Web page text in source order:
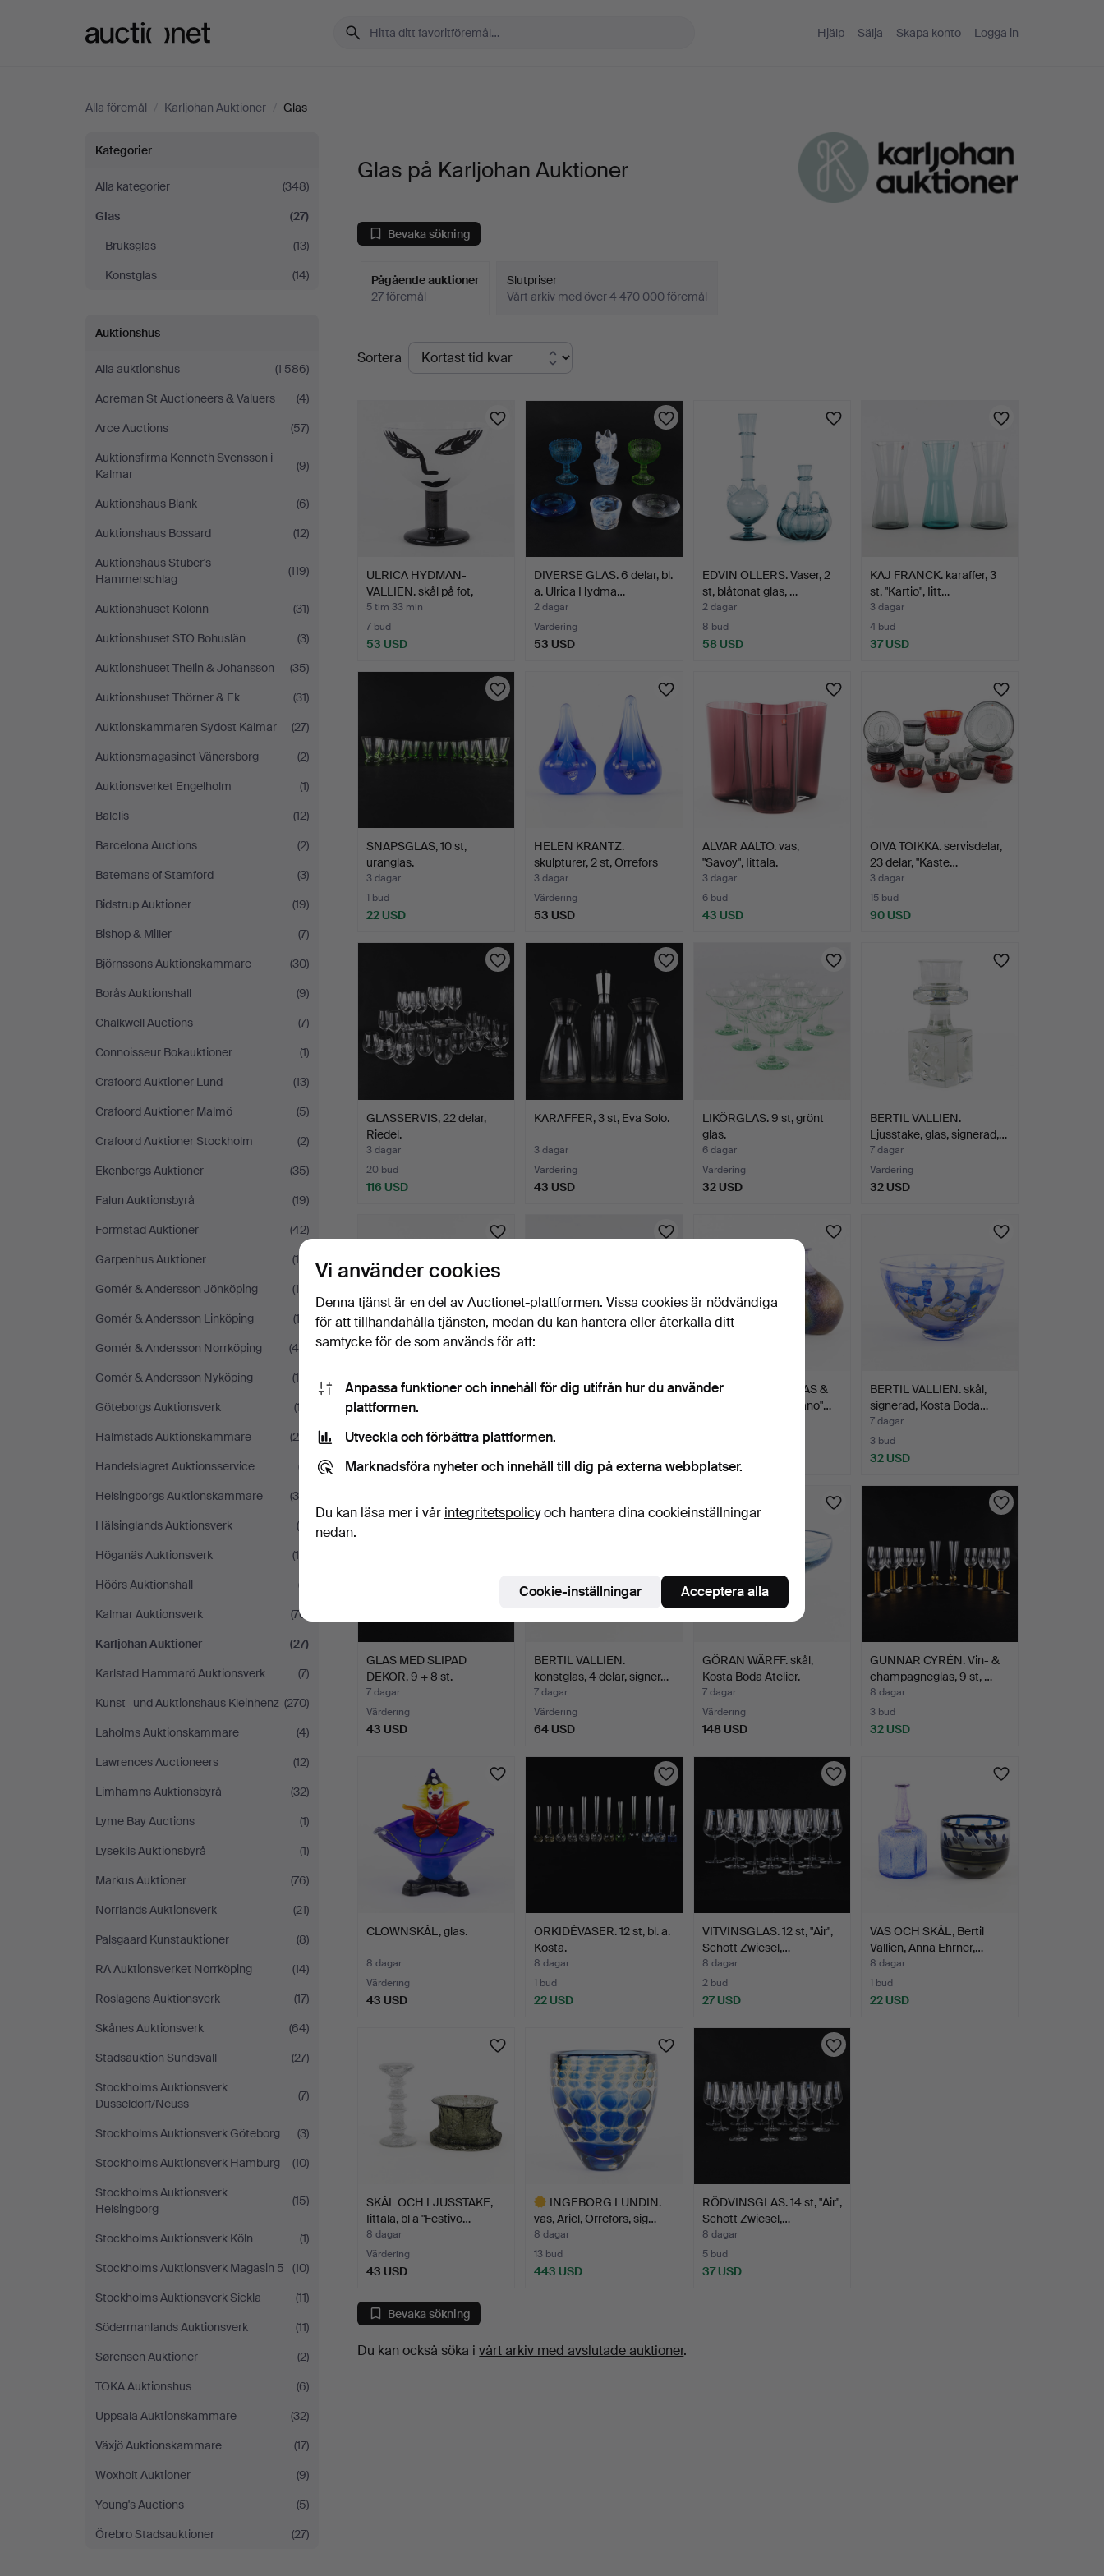
Hjälp Sälja Skapa konto Logga in
Alla föremål / Karljohan Auktioner / Glas
Glas
på
Karljohan
Auktioner
Kategorier
Alla kategorier
(348)
Glas
(27)
Bruksglas
(13)
Konstglas
(14)
Auktionshus
Alla auktionshus
(1 586)
Acreman St Auctioneers & Valuers
(4)
Arce Auctions
(57)
Auktionsfirma Kenneth Svensson i
Kalmar
(9)
Auktionshaus Blank
(6)
Auktionshaus Bossard
(12)
Auktionshaus Stuber's
Hammerschlag
(119)
Auktionshuset Kolonn
(31)
Auktionshuset STO Bohuslän
(3)
Auktionshuset Thelin & Johansson
(35)
Auktionshuset Thörner & Ek
(31)
Auktionskammaren Sydost Kalmar
(27)
Auktionsmagasinet Vänersborg
(2)
Auktionsverket Engelholm
(1)
Balclis
(12)
Barcelona Auctions
(2)
Batemans of Stamford
(3)
Bidstrup Auktioner
(19)
Bishop & Miller
(7)
Björnssons Auktionskammare
(30)
Borås Auktionshall
(9)
Chalkwell Auctions
(7)
Connoisseur Bokauktioner
(1)
Crafoord Auktioner Lund
(13)
Crafoord Auktioner Malmö
(5)
Crafoord Auktioner Stockholm
(2)
Ekenbergs Auktioner
(35)
Falun Auktionsbyrå
(19)
Formstad Auktioner
(42)
Garpenhus Auktioner
(14)
Gomér & Andersson Jönköping
(16)
Gomér & Andersson Linköping
(12)
Gomér & Andersson Norrköping
(40)
Gomér & Andersson Nyköping
(19)
Göteborgs Auktionsverk
(17)
Halmstads Auktionskammare
(26)
Handelslagret Auktionsservice
(7)
Helsingborgs Auktionskammare
(34)
Hälsinglands Auktionsverk
(9)
Höganäs Auktionsverk
(19)
Höörs Auktionshall
(7)
Kalmar Auktionsverk
(76)
Karljohan Auktioner
(27)
Karlstad Hammarö Auktionsverk
(7)
Kunst- und Auktionshaus Kleinhenz (270)
Laholms Auktionskammare
(4)
Lawrences Auctioneers
(12)
Limhamns Auktionsbyrå
(32)
Lyme Bay Auctions
(1)
Lysekils Auktionsbyrå
(1)
Markus Auktioner
(76)
Norrlands Auktionsverk
(21)
Palsgaard Kunstauktioner
(8)
RA Auktionsverket Norrköping
(14)
Roslagens Auktionsverk
(17)
Skånes Auktionsverk
(64)
Stadsauktion Sundsvall
(27)
Stockholms Auktionsverk
Düsseldorf/Neuss
(7)
Stockholms Auktionsverk Göteborg
(3)
Stockholms Auktionsverk Hamburg
(10)
Stockholms Auktionsverk
Helsingborg
(15)
Stockholms Auktionsverk Köln
(1)
Stockholms Auktionsverk Magasin 5
(10)
Stockholms Auktionsverk Sickla
(11)
Södermanlands Auktionsverk
(11)
Sørensen Auktioner
(2)
TOKA Auktionshus
(6)
Uppsala Auktionskammare
(32)
Växjö Auktionskammare
(17)
Woxholt Auktioner
(9)
Young's Auctions
(5)
Örebro Stadsauktioner
(27)
Glas på Karljohan Auktioner
Bevaka sökning
Pågående auktioner
27 föremål
Slutpriser
Vårt arkiv med över 4 470 000 föremål
Pågående
auktioner
Sortera
ULRICA HYDMAN-
VALLIEN. skål på fot,
"Open …
5 tim 33 min
7 bud
53 USD
DIVERSE GLAS. 6 delar, bl.
a. Ulrica Hydma…
2 dagar
Värdering
53 USD
EDVIN OLLERS. Vaser, 2
st, blåtonat glas, …
2 dagar
8 bud
58 USD
KAJ FRANCK. karaffer, 3
st, "Kartio", Iitt…
3 dagar
4 bud
37 USD
SNAPSGLAS, 10 st,
uranglas.
3 dagar
1 bud
22 USD
HELEN KRANTZ.
skulpturer, 2 st, Orrefors
E…
3 dagar
Värdering
53 USD
ALVAR AALTO. vas,
"Savoy", Iittala.
3 dagar
6 bud
43 USD
OIVA TOIKKA. servisdelar,
23 delar, "Kaste…
3 dagar
15 bud
90 USD
GLASSERVIS, 22 delar,
Riedel.
3 dagar
20 bud
116 USD
KARAFFER, 3 st, Eva Solo.
3 dagar
Värdering
43 USD
LIKÖRGLAS. 9 st, grönt
glas.
6 dagar
Värdering
32 USD
BERTIL VALLIEN.
Ljusstake, glas, signerad,…
7 dagar
Värdering
32 USD
ANITA IVARSSON.
drinkglas, skålar,
Värdering
43 USD
BERTIL VALLIEN. skål på
1 bud
22 USD
BERTIL VALLIEN. VAS &
OLJELAMPA. "Volcano"…
43 USD
BERTIL VALLIEN. skål,
signerad, Kosta Boda…
7 dagar
3 bud
32 USD
GLAS MED SLIPAD
DEKOR, 9 + 8 st.
7 dagar
Värdering
43 USD
BERTIL VALLIEN.
konstglas, 4 delar, signer…
7 dagar
Värdering
64 USD
GÖRAN WÄRFF. skål,
Kosta Boda Atelier.
7 dagar
Värdering
148 USD
GUNNAR CYRÉN. Vin- &
champagneglas, 9 st, …
8 dagar
3 bud
32 USD
CLOWNSKÅL, glas.
8 dagar
Värdering
43 USD
ORKIDÉVASER. 12 st, bl. a.
Kosta.
8 dagar
1 bud
22 USD
VITVINSGLAS. 12 st, "Air",
Schott Zwiesel,…
8 dagar
2 bud
27 USD
VAS OCH SKÅL, Bertil
Vallien, Anna Ehrner,…
8 dagar
1 bud
22 USD
SKÅL OCH LJUSSTAKE,
Iittala, bl a "Festivo…
8 dagar
Värdering
43 USD
INGEBORG LUNDIN.
vas, Ariel, Orrefors, sig…
8 dagar
13 bud
443 USD
RÖDVINSGLAS. 14 st, "Air",
Schott Zwiesel,…
8 dagar
5 bud
37 USD
Bevaka sökning
Du kan också söka ivårt arkiv med avslutade auktioner.
Vi använder cookies
Denna tjänst är en del av Auctionet-plattformen. Vissa cookies är nödvändiga
för att tillhandahålla tjänsten, medan du kan hantera eller återkalla ditt
samtycke för de som används för att:
Anpassa funktioner och innehåll för dig utifrån hur du använder
plattformen.
Utveckla och förbättra plattformen.
Marknadsföra nyheter och innehåll till dig på externa webbplatser.
Du kan läsa mer i vår integritetspolicyoch hantera dina cookieinställningar
nedan.
Cookie-inställningar Acceptera alla